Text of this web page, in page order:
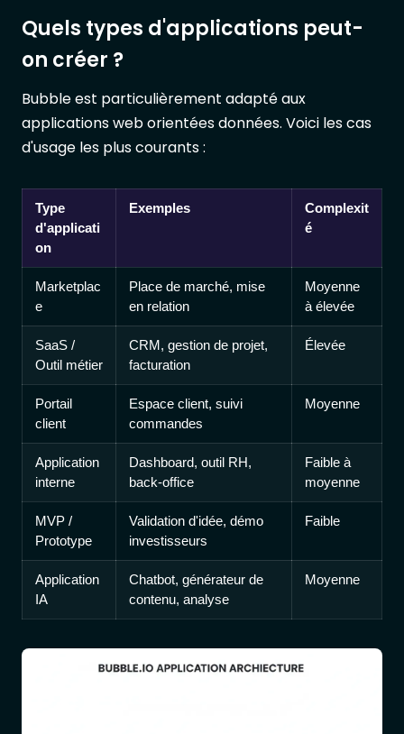
Quels types d'applications peut-
on créer ?
Bubble est particulièrement adapté aux
applications web orientées données. Voici les cas
d'usage les plus courants :
Type
d'applicati
on
Exemples
Complexit
é
Marketplac
e
Place de marché, mise
en relation
Moyenne
à élevée
SaaS /
Outil métier
CRM, gestion de projet,
facturation
Élevée
Portail
client
Espace client, suivi
commandes
Moyenne
Application
interne
Dashboard, outil RH,
back-office
Faible à
moyenne
MVP /
Prototype
Validation d'idée, démo
investisseurs
Faible
Application
IA
Chatbot, générateur de
contenu, analyse
Moyenne